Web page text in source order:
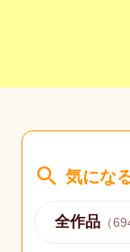
search 気にな
全作品（